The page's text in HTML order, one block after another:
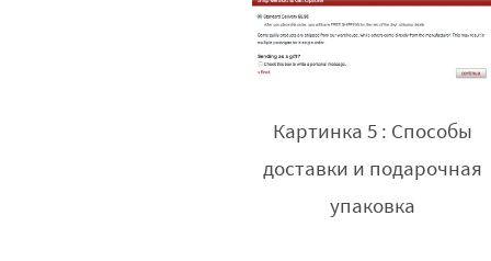
Картинка 5 : Способы
доставки и подарочная
упаковка